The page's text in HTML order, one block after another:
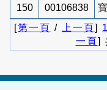
150 00106838
[第一頁 / 上一頁] 1
一頁]